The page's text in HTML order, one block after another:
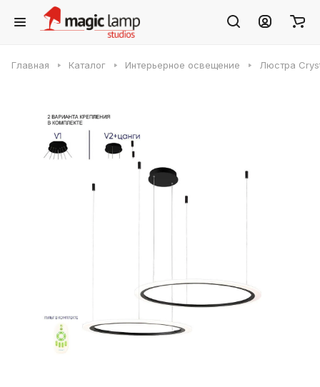
Главная Каталог Интерьерное освещение Люстра